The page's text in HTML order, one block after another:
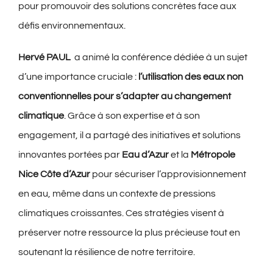
pour promouvoir des solutions concrètes face aux
défis environnementaux.
Hervé PAUL a animé la conférence dédiée à un sujet
d’une importance cruciale : l’utilisation des eaux non
conventionnelles pour s’adapter au changement
climatique. Grâce à son expertise et à son
engagement, il a partagé des initiatives et solutions
innovantes portées par Eau d’Azuret la Métropole
Nice Côte d’Azurpour sécuriser l’approvisionnement
en eau, même dans un contexte de pressions
climatiques croissantes. Ces stratégies visent à
préserver notre ressource la plus précieuse tout en
soutenant la résilience de notre territoire.